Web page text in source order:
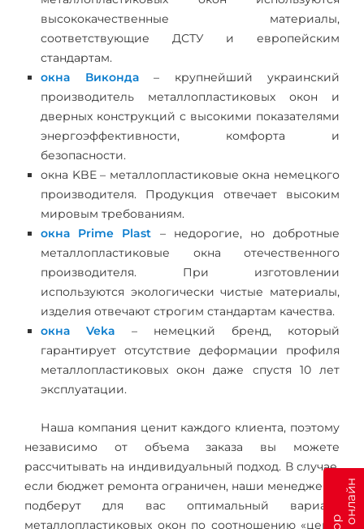
высококачественные материалы,
соответствующие ДСТУ и европейским
стандартам.
окна Виконда– крупнейший украинский
производитель металлопластиковых окон и
дверных конструкций с высокими показателями
энергоэффективности, комфорта и
безопасности.
окна KBE – металлопластиковые окна немецкого
производителя. Продукция отвечает высоким
мировым требованиям.
окна Prime Plast – недорогие, но добротные
металлопластиковые окна отечественного
производителя. При изготовлении
используются экологически чистые материалы,
изделия отвечают строгим стандартам качества.
окна Veka – немецкий бренд, который
гарантирует отсутствие деформации профиля
металлопластиковых окон даже спустя 10 лет
эксплуатации.
Наша компания ценит каждого клиента, поэтому
независимо от объема заказа вы можете
рассчитывать на индивидуальный подход. В случае,
если бюджет ремонта ограничен, наши менеджеры
подберут для вас оптимальный вариант
металлопластиковых окон по соотношению «цена-